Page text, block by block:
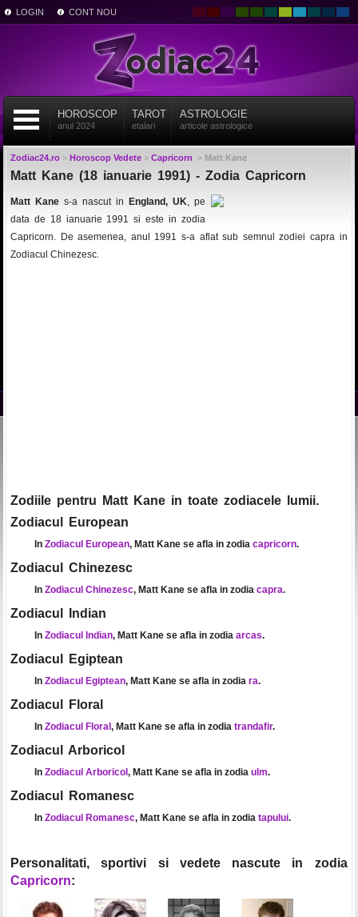
LOGIN CONT NOU
HOROSCOP
anul 2024
TAROT
etalari
ASTROLOGIE
articole astrologice
Zodiac24.ro> Horoscop Vedete> Capricorn > Matt Kane
Matt Kane (18 ianuarie 1991) - Zodia Capricorn
Matt Kanes-a nascut in England, UK, pe
data de 18 ianuarie 1991 si este in zodia
Capricorn. De asemenea, anul 1991 s-a aflat sub semnul zodiei capra in
Zodiacul Chinezesc.
Zodiile pentru Matt Kane in toate zodiacele lumii.
Zodiacul European
In Zodiacul European, Matt Kane se afla in zodia capricorn.
Zodiacul Chinezesc
In Zodiacul Chinezesc, Matt Kane se afla in zodia capra.
Zodiacul Indian
In Zodiacul Indian, Matt Kane se afla in zodia arcas.
Zodiacul Egiptean
In Zodiacul Egiptean, Matt Kane se afla in zodia ra.
Zodiacul Floral
In Zodiacul Floral , Matt Kane se afla in zodia trandafir.
Zodiacul Arboricol
In Zodiacul Arboricol , Matt Kane se afla in zodia ulm.
Zodiacul Romanesc
In Zodiacul Romanesc, Matt Kane se afla in zodia tapului.
Personalitati, sportivi si vedete nascute in zodia
Capricorn: